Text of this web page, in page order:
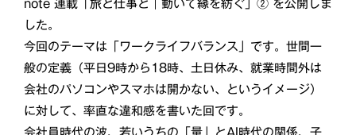
した。
今回のテーマは「ワークライフバランス」です。世間一
般の定義（平日9時から18時、土日休み、就業時間外は
会社のパソコンやスマホは開かない、というイメージ）
に対して、率直な違和感を書いた回です。